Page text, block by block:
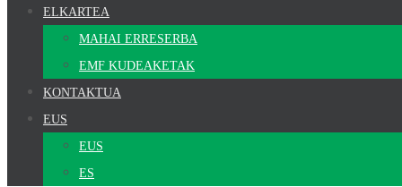
ELKARTEA
MAHAI ERRESERBA
EMF KUDEAKETAK
KONTAKTUA
EUS
EUS
ES